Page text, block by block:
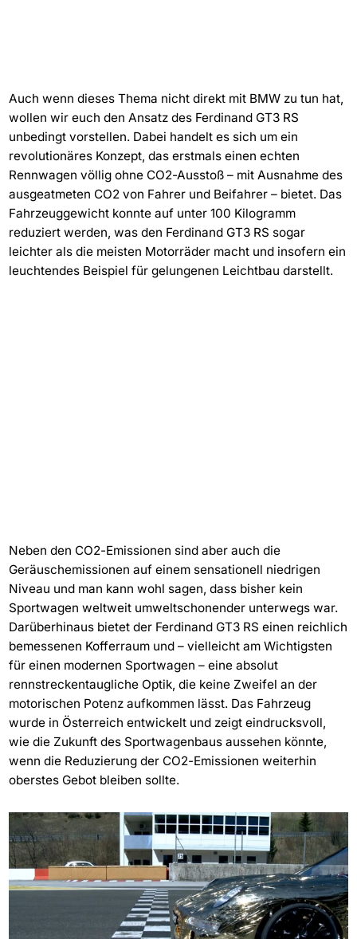
Auch wenn dieses Thema nicht direkt mit BMW zu tun hat,
wollen wir euch den Ansatz des Ferdinand GT3 RS
unbedingt vorstellen. Dabei handelt es sich um ein
revolutionäres Konzept, das erstmals einen echten
Rennwagen völlig ohne CO2-Ausstoß – mit Ausnahme des
ausgeatmeten CO2 von Fahrer und Beifahrer – bietet. Das
Fahrzeuggewicht konnte auf unter 100 Kilogramm
reduziert werden, was den Ferdinand GT3 RS sogar
leichter als die meisten Motorräder macht und insofern ein
leuchtendes Beispiel für gelungenen Leichtbau darstellt.
Neben den CO2-Emissionen sind aber auch die
Geräuschemissionen auf einem sensationell niedrigen
Niveau und man kann wohl sagen, dass bisher kein
Sportwagen weltweit umweltschonender unterwegs war.
Darüberhinaus bietet der Ferdinand GT3 RS einen reichlich
bemessenen Kofferraum und – vielleicht am Wichtigsten
für einen modernen Sportwagen – eine absolut
rennstreckentaugliche Optik, die keine Zweifel an der
motorischen Potenz aufkommen lässt. Das Fahrzeug
wurde in Österreich entwickelt und zeigt eindrucksvoll,
wie die Zukunft des Sportwagenbaus aussehen könnte,
wenn die Reduzierung der CO2-Emissionen weiterhin
oberstes Gebot bleiben sollte.